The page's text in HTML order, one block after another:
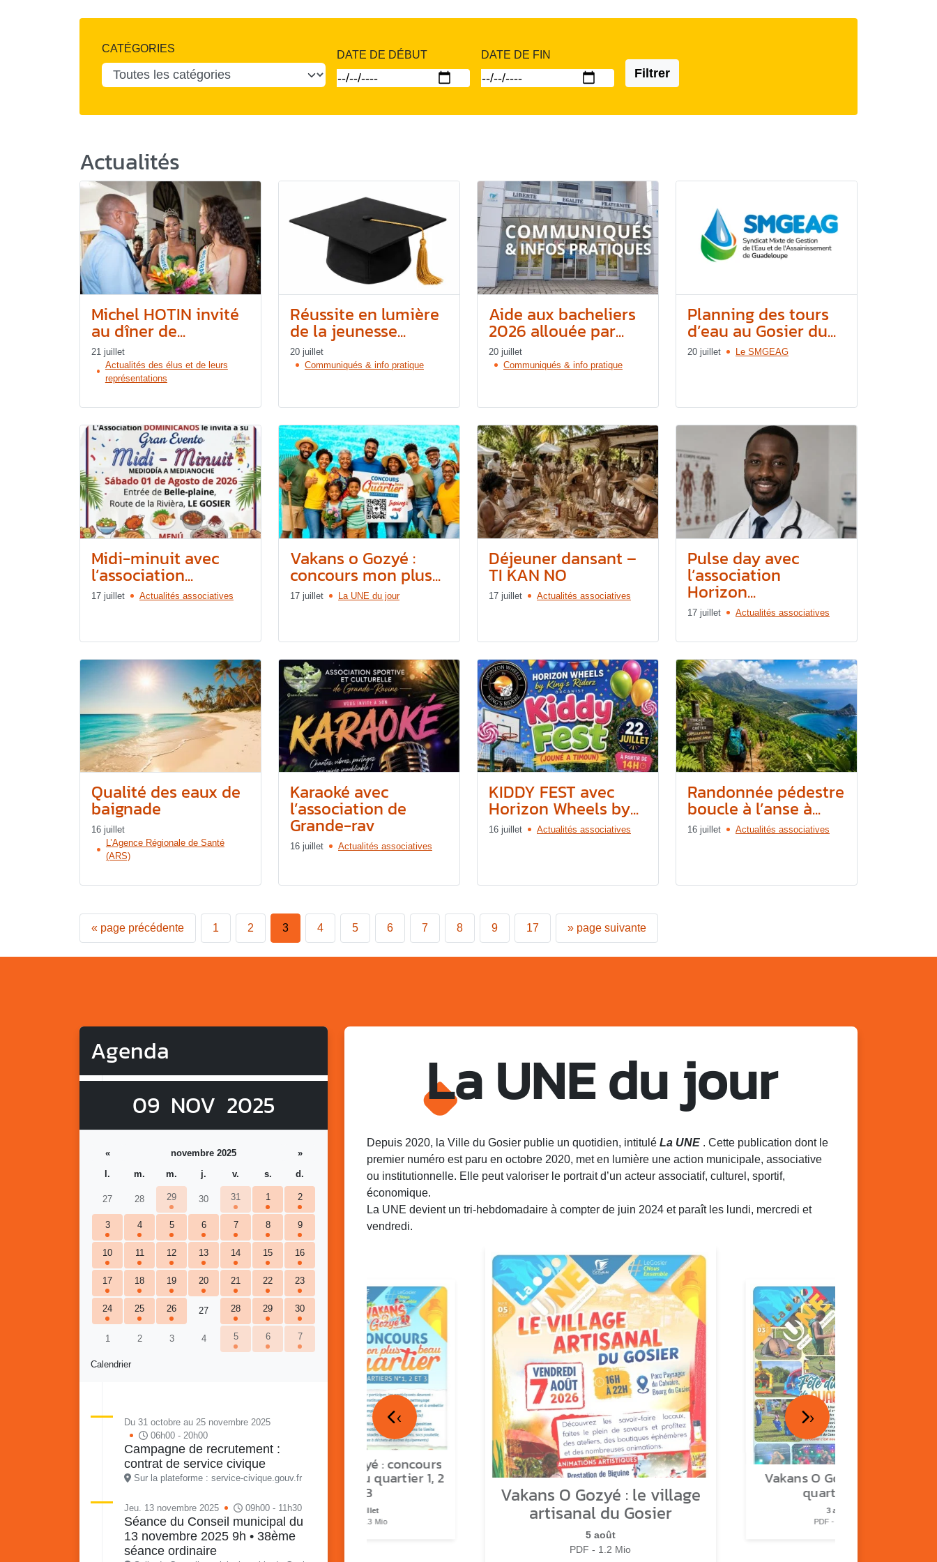
CATÉGORIES
DATE DE DÉBUT DATE DE FIN
Filtrer
Actualités
Michel HOTIN invité
au dîner de...
21 juillet
Actualités des élus et de leurs
représentations
Réussite en lumière
de la jeunesse...
20 juillet
Communiqués & info pratique
Aide aux bacheliers
2026 allouée par...
20 juillet
Communiqués & info pratique
Planning des tours
d’eau au Gosier du...
20 juillet Le SMGEAG
Midi-minuit avec
l’association...
17 juillet Actualités associatives
Vakans o Gozyé :
concours mon plus...
17 juillet La UNE du jour
Déjeuner dansant –
TI KAN NO
17 juillet Actualités associatives
Pulse day avec
l’association
Horizon...
17 juillet Actualités associatives
Qualité des eaux de
baignade
16 juillet
L’Agence Régionale de Santé
(ARS)
Karaoké avec
l’association de
Grande-rav
16 juillet Actualités associatives
KIDDY FEST avec
Horizon Wheels by...
16 juillet Actualités associatives
Randonnée pédestre
boucle à l’anse à...
16 juillet Actualités associatives
« page précédente 1 2 3 4 5 6 7 8 9 17 » page suivante
Agenda
09 NOV 2025
Calendrier
« novembre 2025
»
l.
m. m. j. v. s. d.
27 28 29 30 31 1 2
3 4 5 6 7 8 9
10 11 12 13 14 15 16
17 18 19 20 21 22 23
24 25 26 27 28 29 30
1 2 3 4 5 6 7
Du 31 octobre au 25 novembre 2025
06h00 - 20h00
Campagne de recrutement :
contrat de service civique
Sur la plateforme : service-civique.gouv.fr
Jeu. 13 novembre 2025 09h00 - 11h30
Séance du Conseil municipal du
13 novembre 2025 9h • 38ème
séance ordinaire
La UNE du jour
Depuis 2020, la Ville du Gosier publie un quotidien, intitulé La UNE . Cette publication dont le
premier numéro est paru en octobre 2020, met en lumière une action municipale, associative
ou institutionnelle. Elle peut valoriser le portrait d’un acteur associatif, culturel, sportif,
économique.
La UNE devient un tri-hebdomadaire à compter de juin 2024 et paraît les lundi, mercredi et
vendredi.
Retour en images sur
Vakans O Gozyé animations
du samedi 18 juillet : Partir
en livre, fête du conseil de
quartier n°3, Gosier beach
23 juillet
PDF - 5.1 Mio
Vakans o Gozyé : concours
mon plus beau quartier 1, 2
& 3
17 juillet
PDF - 1.3 Mio
Vakans O Gozyé : le village
artisanal du Gosier
5 août
PDF - 1.2 Mio
Vakans O Gozyé : fête de
quartier n°2
3 août
PDF - 2.3 Mio
‹ ›